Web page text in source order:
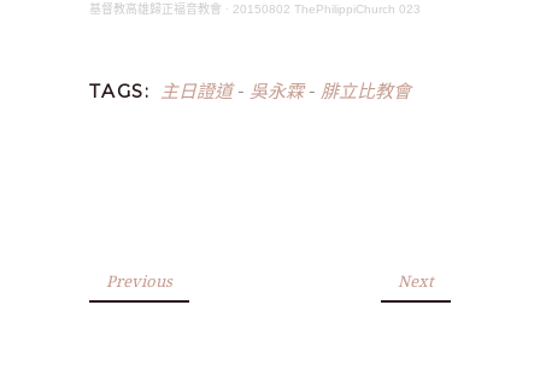
基督教高雄歸正福音教會 · 20150802 ThePhilippiChurch 023
TAGS: 主日證道- 吳永霖- 腓立比教會
Previous Next